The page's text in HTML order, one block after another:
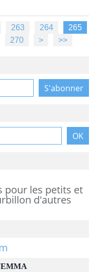
263 264
265
270 280
290
300
400
500
> >>
pour les petits et
d'autres